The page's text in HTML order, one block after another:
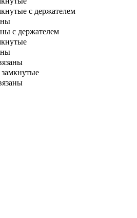
с держателем
с держателем